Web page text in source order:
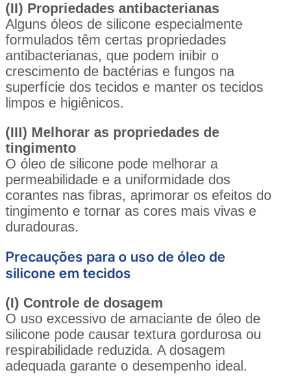
(II) Propriedades antibacterianas
Alguns óleos de silicone especialmente
formulados têm certas propriedades
antibacterianas, que podem inibir o
crescimento de bactérias e fungos na
superfície dos tecidos e manter os tecidos
limpos e higiênicos.
(III) Melhorar as propriedades de
tingimento
O óleo de silicone pode melhorar a
permeabilidade e a uniformidade dos
corantes nas fibras, aprimorar os efeitos do
tingimento e tornar as cores mais vivas e
duradouras.
Precauções para o uso de óleo de
silicone em tecidos
(I) Controle de dosagem
O uso excessivo de amaciante de óleo de
silicone pode causar textura gordurosa ou
respirabilidade reduzida. A dosagem
adequada garante o desempenho ideal.